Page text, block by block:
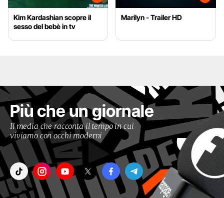
Kim Kardashian scopre il
sesso del bebè in tv
Marilyn - Trailer HD
Più che un giornale
Il media che racconta il tempo in cui
viviamo con occhi moderni